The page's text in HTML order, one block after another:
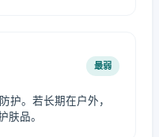
最弱
护。若长期在户外，
肤品。